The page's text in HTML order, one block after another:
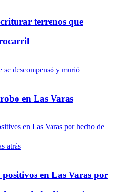
terrenos que
en Las Varas
en Las Varas por